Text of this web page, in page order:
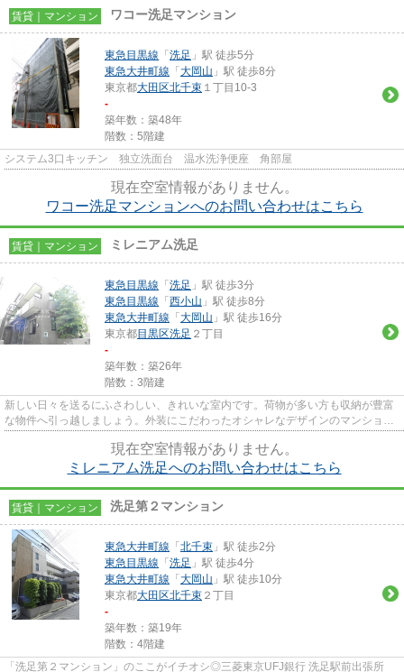
賃貸｜マンション ワコー洗足マンション
東急目黒線 「 洗足 」駅 徒歩5分
東急大井町線 「 大岡山 」駅 徒歩8分
東京都大田区北千束 １丁目10-3
-
築年数：築48年
階数：5階建
システム3口キッチン 独立洗面台 温水洗浄便座 角部屋
現在空室情報がありません。
ワコー洗足マンションへのお問い合わせはこちら
賃貸｜マンション ミレニアム洗足
東急目黒線 「 洗足 」駅 徒歩3分
東急目黒線 「 西小山 」駅 徒歩8分
東急大井町線 「 大岡山 」駅 徒歩16分
東京都目黒区洗足 ２丁目
-
築年数：築26年
階数：3階建
新しい日々を送るにふさわしい、きれいな室内です。荷物が多い方も収納が豊富
な物件へ引っ越しましょう。外装にこだわったオシャレなデザインのマンション
現在空室情報がありません。
ミレニアム洗足へのお問い合わせはこちら
賃貸｜マンション 洗足第２マンション
東急大井町線 「 北千束 」駅 徒歩2分
東急目黒線 「 洗足 」駅 徒歩4分
東急大井町線 「 大岡山 」駅 徒歩10分
東京都大田区北千束 ２丁目
-
築年数：築19年
階数：4階建
「洗足第２マンション」のここがイチオシ◎三菱東京UFJ銀行 洗足駅前出張所